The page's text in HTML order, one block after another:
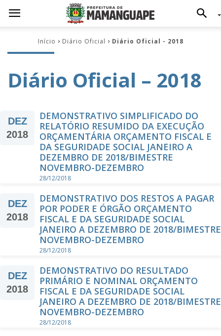
Início Diário Oficial Diário Oficial - 2018
Diário Oficial – 2018
DEZ
2018
DEMONSTRATIVO SIMPLIFICADO DO
RELATÓRIO RESUMIDO DA EXECUÇÃO
ORÇAMENTÁRIA ORÇAMENTO FISCAL E
DA SEGURIDADE SOCIAL JANEIRO A
DEZEMBRO DE 2018/BIMESTRE
NOVEMBRO-DEZEMBRO
28/12/2018
DEZ
2018
DEMONSTRATIVO DOS RESTOS A PAGAR
POR PODER E ÓRGÃO ORÇAMENTO
FISCAL E DA SEGURIDADE SOCIAL
JANEIRO A DEZEMBRO DE 2018/BIMESTRE
NOVEMBRO-DEZEMBRO
28/12/2018
DEZ
2018
DEMONSTRATIVO DO RESULTADO
PRIMÁRIO E NOMINAL ORÇAMENTO
FISCAL E DA SEGURIDADE SOCIAL
JANEIRO A DEZEMBRO DE 2018/BIMESTRE
NOVEMBRO-DEZEMBRO
28/12/2018